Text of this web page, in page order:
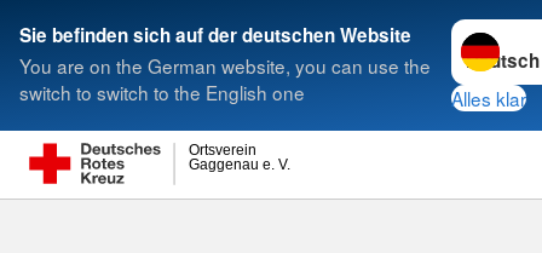
Sie befinden sich auf der deutschen Website
You are on the German website, you can use the
switch to switch to the English one
Sprache
Alles klar
Gaggenau e. V.
Ortsverein
Suche